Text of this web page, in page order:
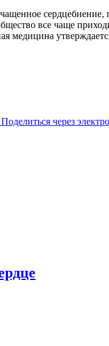
сердцебиение,
все чаще
медицина
Поделиться через